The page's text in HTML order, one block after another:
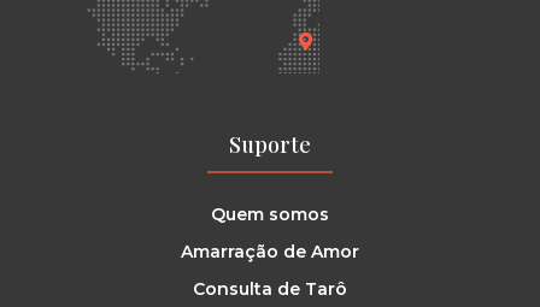
Suporte
Quem somos
Amarração de Amor
Consulta de Tarô